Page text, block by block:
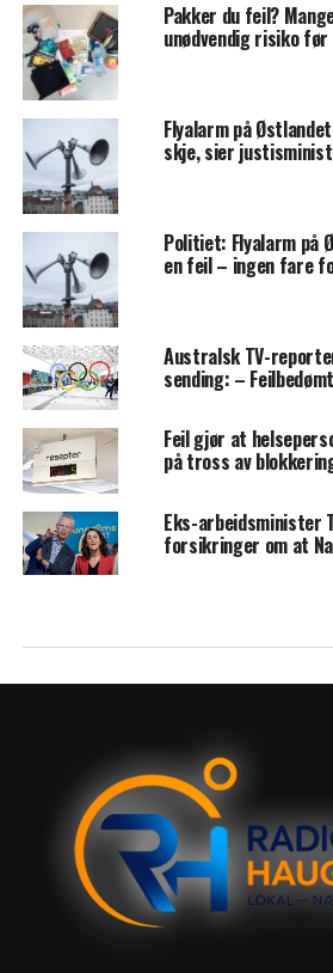
Pakker du feil?
unødvendig risiko
Flyalarm på
skje, sier
Politiet: Flyalarm på
en feil – ingen fare
Australsk TV-
sending: –
Feil gjør at
på tross av
Eks-arbeidsminister
forsikringer om at